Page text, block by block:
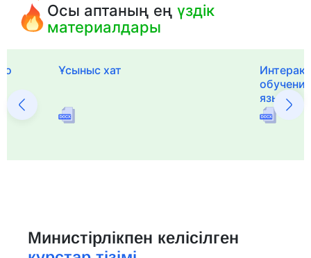
Осы аптаның еңүздік
материалдары
Ұсыныс хат
языка и
Министірлікпен келісілген